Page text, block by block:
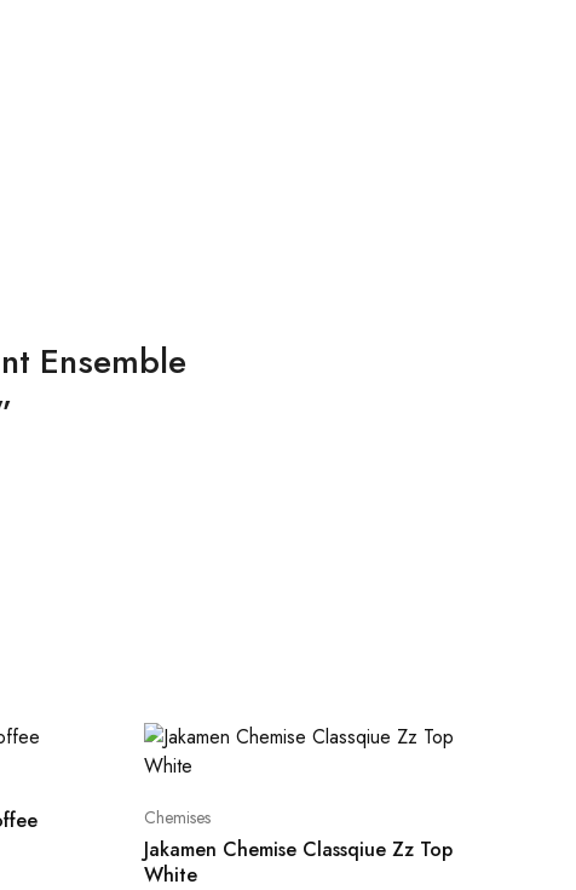
Ensemble
Chemises
Jakamen Chemise Classqiue Zz Top
White